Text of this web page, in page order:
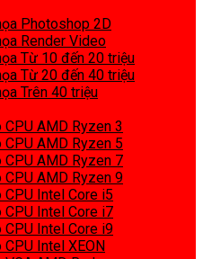
Photoshop 2D
Render Video
Từ 10 đến 20 triệu
Từ 20 đến 40 triệu
Trên 40 triệu
CPU AMD Ryzen 3
CPU AMD Ryzen 5
CPU AMD Ryzen 7
CPU AMD Ryzen 9
CPU Intel Core i5
CPU Intel Core i7
CPU Intel Core i9
CPU Intel XEON